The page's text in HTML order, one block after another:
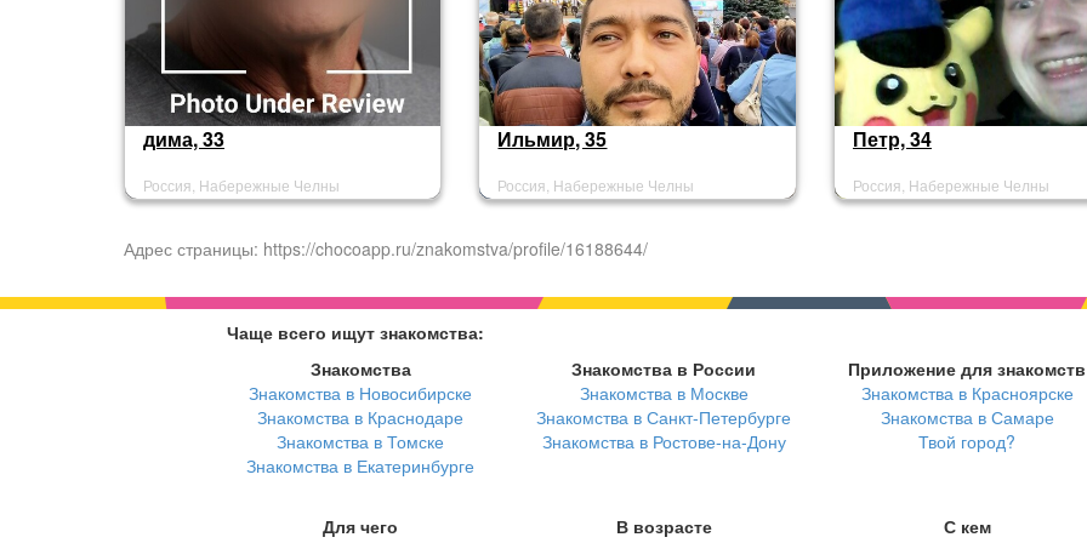
дима, 33
Россия, Набережные Челны
Ильмир, 35
Россия, Набережные Челны
Петр, 34
Россия, Набережные Челны
Адрес страницы: https://chocoapp.ru/znakomstva/profile/16188644/
Чаще всего ищут знакомства:
Знакомства
Знакомства в Новосибирске
Знакомства в Краснодаре
Знакомства в Томске
Знакомства в Екатеринбурге
Знакомства в России
Знакомства в Москве
Знакомства в Санкт-Петербурге
Знакомства в Ростове-на-Дону
Приложение для знакомств
Знакомства в Красноярске
Знакомства в Самаре
Твой город?
Для чего
В возрасте
С кем